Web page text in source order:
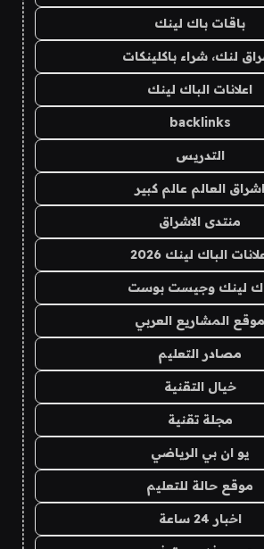
باقات باك لينك
لنك، شراء باكلينكات
اعلانات الباك لينك
backlinks
التدريس
اشراق العالم عالم كبير
منتدى الاشراق
الباك لينك 2026
لينك وجيست بوست
موقع المشاريع العربي
مصادر التعليم
خيال التقنية
مجلة تقنية
يو ان بي الرياضي
موقع حالة للتعليم
اخبار 24 ساعة